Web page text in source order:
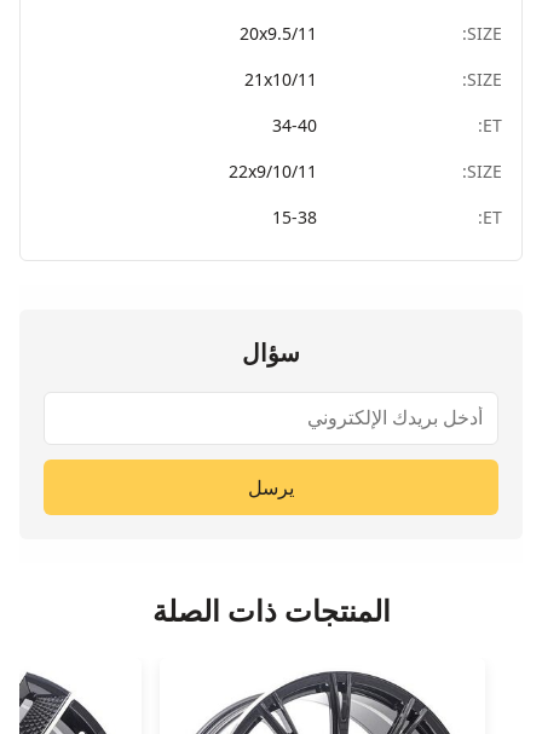
SIZE:
20x9.5/11
SIZE:
21x10/11
ET:
34-40
SIZE:
22x9/10/11
ET:
15-38
سؤال
يرسل
المنتجات ذات الصلة